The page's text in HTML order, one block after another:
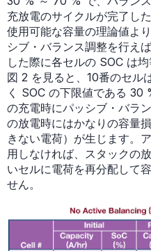
充放電のサイクルが完了し
使用可能な容量の理論値よ
シブ・バランス調整を行え
した際に各セルの SOC は
図 2 を見ると、10番のセル
く SOC の下限値である 30
の充電時にパッシブ・バラ
の放電時にはかなりの容量
きない電荷）が生じます。
用しなければ、スタックの
いセルに電荷を再分配して
せん。